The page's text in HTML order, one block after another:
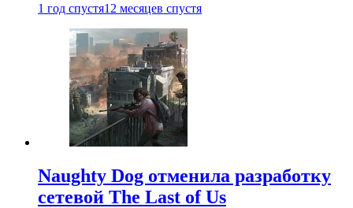
1 год спустя12 месяцев спустя
Naughty Dog отменила разработку
сетевой The Last of Us